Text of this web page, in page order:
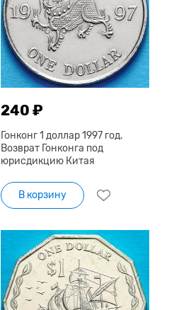
240 ₽
Гонконг 1 доллар 1997 год.
Возврат Гонконга под
юрисдикцию Китая
В корзину